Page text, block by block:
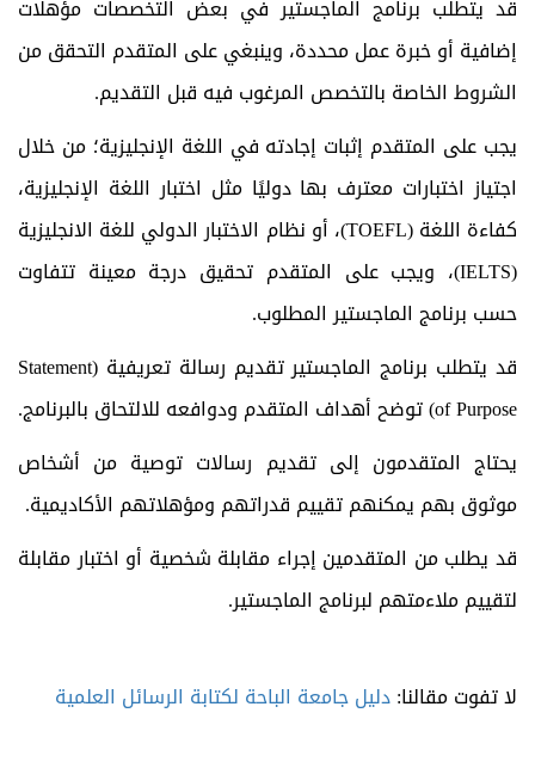
قد يتطلب برنامج الماجستير في بعض التخصصات مؤهلات
إضافية أو خبرة عمل محددة، وينبغي على المتقدم التحقق من
الشروط الخاصة بالتخصص المرغوب فيه قبل التقديم.
يجب على المتقدم إثبات إجادته في اللغة الإنجليزية؛ من خلال
اجتياز اختبارات معترف بها دوليًا مثل اختبار اللغة الإنجليزية،
كفاءة اللغة (TOEFL)، أو نظام الاختبار الدولي للغة الانجليزية
(
IELTS)، ويجب على المتقدم تحقيق درجة معينة تتفاوت
حسب برنامج الماجستير المطلوب.
قد يتطلب برنامج الماجستير تقديم رسالة تعريفية (Statement
of Purpose) توضح أهداف المتقدم ودوافعه للالتحاق بالبرنامج.
يحتاج المتقدمون إلى تقديم رسالات توصية من أشخاص
موثوق بهم يمكنهم تقييم قدراتهم ومؤهلاتهم الأكاديمية.
قد يطلب من المتقدمين إجراء مقابلة شخصية أو اختبار مقابلة
لتقييم ملاءمتهم لبرنامج الماجستير.
لا تفوت مقالنا:دليل جامعة الباحة لكتابة الرسائل العلمية